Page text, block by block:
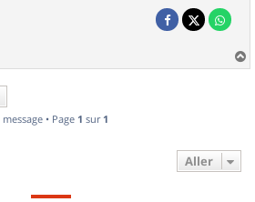
a
message • Page 1 sur 1
Aller